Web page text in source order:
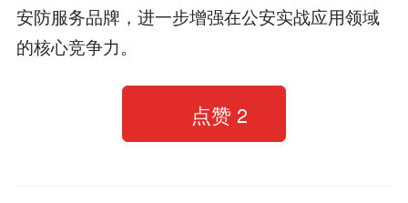
安防服务品牌，进一步增强在公安实战应用领域
的核心竞争力。
点赞 2